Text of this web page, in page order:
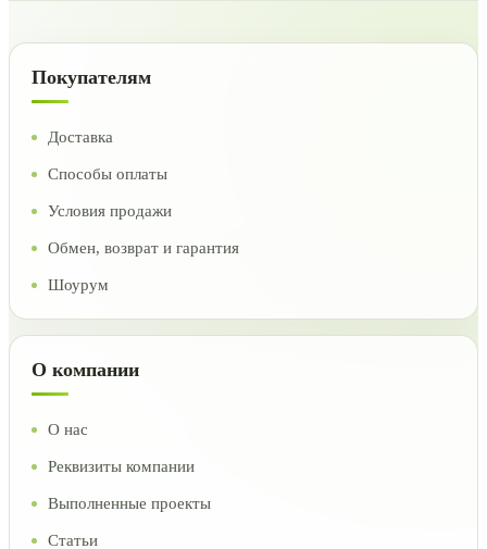
Покупателям
Доставка
Способы оплаты
Условия продажи
Обмен, возврат и гарантия
Шоурум
О компании
О нас
Реквизиты компании
Выполненные проекты
Статьи